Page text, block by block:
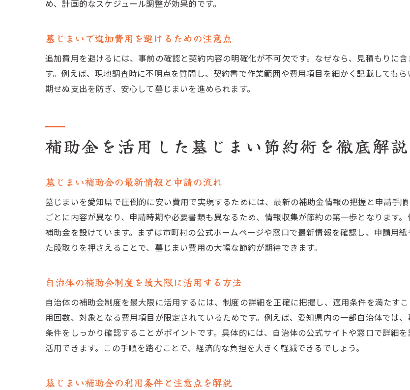
補助金がない場合でも費用を抑える方法とは
墓じまい補助金がない時の節約テクニッ
費用分担や相談先の活用で墓じまいを安く
墓じまい業者の選び方と注意点を徹底解
複数業者比較で墓じまい費用を大幅節約
見積もりの内訳から分かる墓じまいの適
口コミや実績で選ぶ信頼できる墓じまい業
納得の安さを実現する墓じまい成功へのステ
墓じまい費用を抑えるための成功事例紹
納得できる料金で墓じまいを実現する秘
失敗しない墓じまい計画の立て方と実践法
め、計画的なスケジュール調整が効果的です。
墓じまいで追加費用を避けるための注意点
追加費用を避けるには、事前の確認と契約内容の明確化が不可欠です。なぜなら、見積もりに
す。例えば、現地調査時に不明点を質問し、契約書で作業範囲や費用項目を細かく記載しても
期せぬ支出を防ぎ、安心して墓じまいを進められます。
補助金を活用した墓じまい節約術を徹底解説
墓じまい補助金の最新情報と申請の流れ
墓じまいを愛知県で圧倒的に安い費用で実現するためには、最新の補助金情報の把握と申請手
ごとに内容が異なり、申請時期や必要書類も異なるため、情報収集が節約の第一歩となります
補助金を設けています。まずは市町村の公式ホームページや窓口で最新情報を確認し、申請用
た段取りを押さえることで、墓じまい費用の大幅な節約が期待できます。
自治体の補助金制度を最大限に活用する方法
自治体の補助金制度を最大限に活用するには、制度の詳細を正確に把握し、適用条件を満たす
用回数、対象となる費用項目が限定されているためです。例えば、愛知県内の一部自治体では
条件をしっかり確認することがポイントです。具体的には、自治体の公式サイトや窓口で詳細
活用できます。この手順を踏むことで、経済的な負担を大きく軽減できるでしょう。
墓じまい補助金の利用条件と注意点を解説